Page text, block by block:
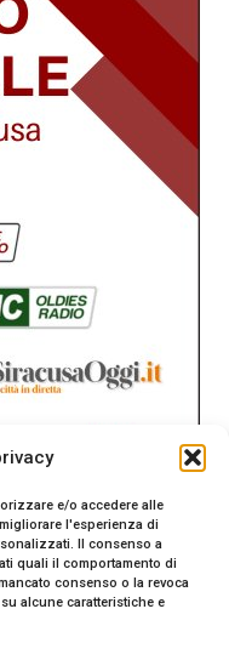
e/o accedere alle
l'esperienza di
Il consenso a
quali il comportamento di
consenso o la revoca
alcune caratteristiche e